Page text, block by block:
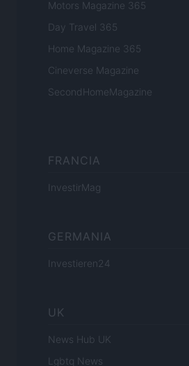
Motors Magazine 365
Day Travel 365
Home Magazine 365
Cineverse Magazine
SecondHomeMagazine
FRANCIA
InvestirMag
GERMANIA
Investieren24
UK
News Hub UK
Lgbtq News